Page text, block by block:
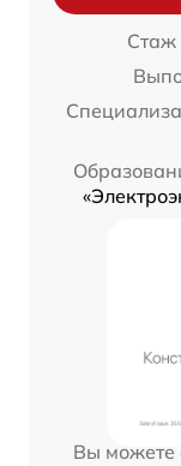
Стаж
Вы можете